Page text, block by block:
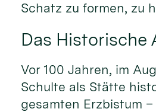
Schatz zu formen, zu
Das Historische
Vor 100 Jahren, im
Schulte als Stätte
gesamten Erzbistum